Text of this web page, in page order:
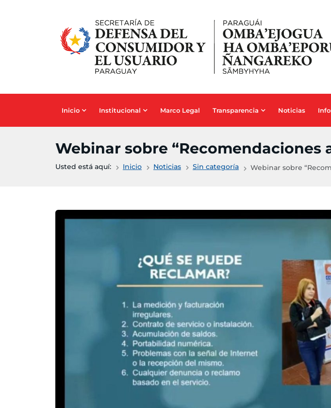
Inicio Institucional Marco Legal Transparencia Noticias
Webinar sobre “Recomendaciones
Usted está aquí: Inicio Noticias Sin categoría Webinar sobre